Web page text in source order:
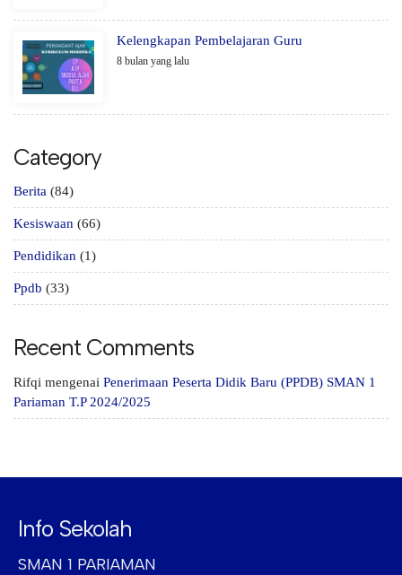
Kelengkapan Pembelajaran Guru
8 bulan yang lalu
Category
Berita (84)
Kesiswaan (66)
Pendidikan (1)
Ppdb (33)
Recent Comments
Rifqi mengenai Penerimaan Peserta Didik Baru (PPDB) SMAN 1
Pariaman T.P 2024/2025
Info Sekolah
SMAN 1 PARIAMAN